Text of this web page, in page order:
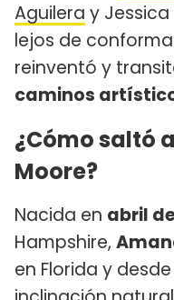
Aguilera y Jessica
lejos de
reinventó y
caminos
¿Cómo saltó
Moore?
Nacida en abril
Hampshire,
en Florida y